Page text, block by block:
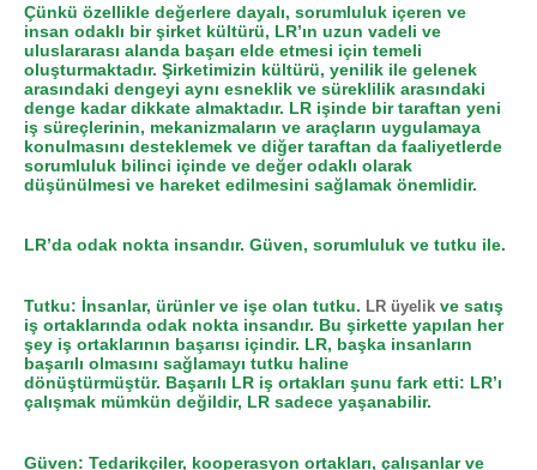
Çünkü özellikle değerlere dayalı, sorumluluk içeren ve
insan odaklı bir şirket kültürü, LR’ın uzun vadeli ve
uluslararası alanda başarı elde etmesi için temeli
oluşturmaktadır. Şirketimizin kültürü, yenilik ile gelenek
arasındaki dengeyi aynı esneklik ve süreklilik arasındaki
denge kadar dikkate almaktadır. LR işinde bir taraftan yeni
iş süreçlerinin, mekanizmaların ve araçların uygulamaya
konulmasını desteklemek ve diğer taraftan da faaliyetlerde
sorumluluk bilinci içinde ve değer odaklı olarak
düşünülmesi ve hareket edilmesini sağlamak önemlidir.
LR’da odak nokta insandır. Güven, sorumluluk ve tutku ile.
Tutku: İnsanlar, ürünler ve işe olan tutku. LR üyelik ve satış
iş ortaklarında odak nokta insandır. Bu şirkette yapılan her
şey iş ortaklarının başarısı içindir. LR, başka insanların
başarılı olmasını sağlamayı tutku haline
dönüştürmüştür. Başarılı LR iş ortakları şunu fark etti: LR’ı
çalışmak mümkün değildir, LR sadece yaşanabilir.
Güven: Tedarikçiler, kooperasyon ortakları, çalışanlar ve